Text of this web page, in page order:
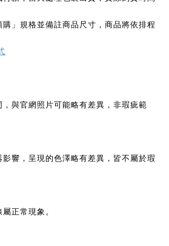
購」規格並備註商品尺寸，商品將依排程
與官網照片可能略有差異，非瑕疵範
響，呈現的色澤略有差異，皆不屬於瑕
正常現象。